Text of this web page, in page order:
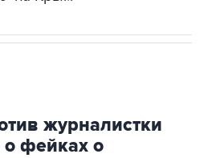
журналистки
фейках о